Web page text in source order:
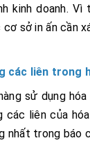
kinh doanh. Vì
sở in ấn cần
các liên trong
sử dụng
các liên của
nhất trong báo